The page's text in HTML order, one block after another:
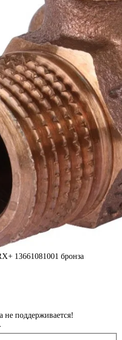
13661081001 бронза
не поддерживается!